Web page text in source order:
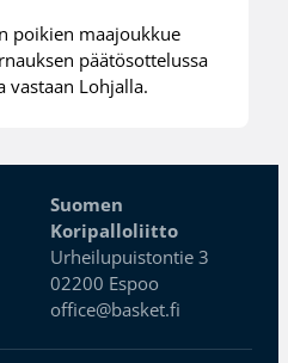
poikien maajoukkue
päätösottelussa
vastaan Lohjalla.
Suomen
Koripalloliitto
Urheilupuistontie 3
02200 Espoo
office@basket.fi